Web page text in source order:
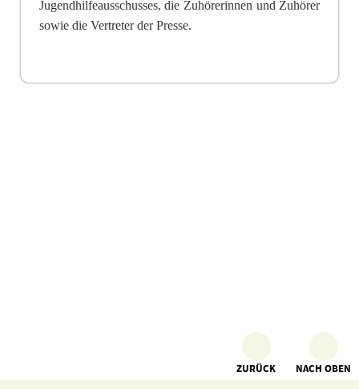
Jugendhilfeausschusses, die Zuhörerinnen und Zuhörer
sowie die Vertreter der Presse.
ZURÜCK NACH OBEN